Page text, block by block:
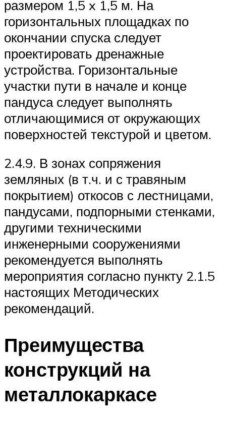
размером 1,5 x 1,5 м. На
горизонтальных площадках по
окончании спуска следует
проектировать дренажные
устройства. Горизонтальные
участки пути в начале и конце
пандуса следует выполнять
отличающимися от окружающих
поверхностей текстурой и цветом.
2.4.9. В зонах сопряжения
земляных (в т.ч. и с травяным
покрытием) откосов с лестницами,
пандусами, подпорными стенками,
другими техническими
инженерными сооружениями
рекомендуется выполнять
мероприятия согласно пункту 2.1.5
настоящих Методических
рекомендаций.
Преимущества
конструкций на
металлокаркасе